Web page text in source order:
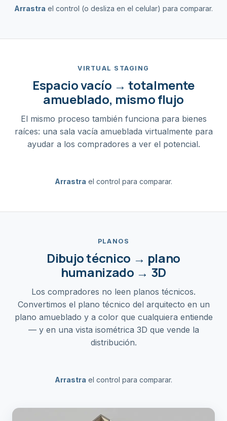
ANTES DESPUÉS
Arrastra el control (o desliza en el celular) para comparar.
VIRTUAL STAGING
Espacio vacío → totalmente
amueblado, mismo flujo
El mismo proceso también funciona para bienes
raíces: una sala vacía amueblada virtualmente para
ayudar a los compradores a ver el potencial.
AMUEBLADO
Arrastra el control para comparar.
PLANOS
Dibujo técnico → plano
humanizado → 3D
Los compradores no leen planos técnicos.
Convertimos el plano técnico del arquitecto en un
plano amueblado y a color que cualquiera entiende
— y en una vista isométrica 3D que vende la
distribución.
TÉCNICO HUMANIZADO
Arrastra el control para comparar.